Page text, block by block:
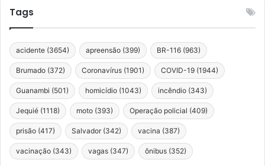
Tags
acidente (3654) apreensão (399) BR-116 (963)
Brumado (372) Coronavírus (1901) COVID-19 (1944)
Guanambi (501) homicídio (1043) incêndio (343)
Jequié (1118) moto (393) Operação policial (409)
prisão (417) Salvador (342) vacina (387)
vacinação (343) vagas (347) ônibus (352)